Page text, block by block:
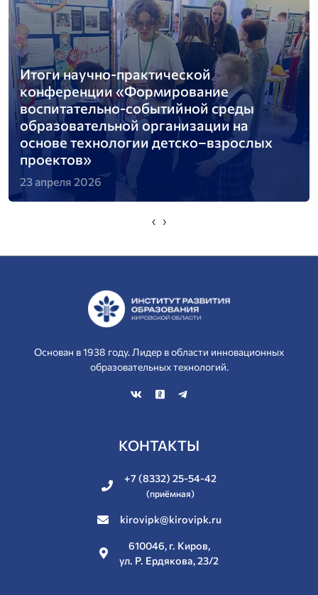
Итоги научно-практической
конференции «Формирование
воспитательно-событийной среды
образовательной организации на
основе технологии детско–взрослых
проектов»
23 апреля 2026
‹ ›
Основан в 1938 году. Лидер в области инновационных
образовательных технологий.
КОНТАКТЫ
+7 (8332) 25-54-42
(приёмная)
kirovipk@kirovipk.ru
610046, г. Киров,
ул. Р. Ердякова, 23/2